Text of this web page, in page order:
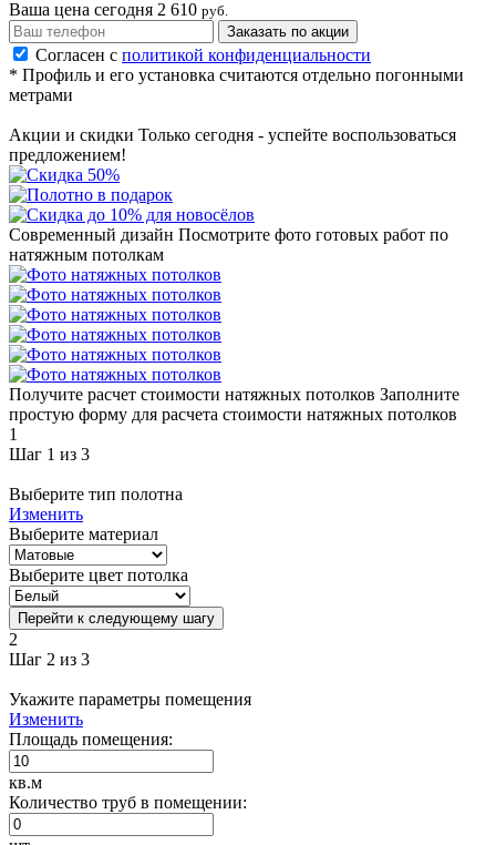
Ваша цена сегодня 2 610 руб.
Заказать по акции
Согласен с политикой конфиденциальности
* Профиль и его установка считаются отдельно погонными
метрами
Акции и скидки Только сегодня - успейте воспользоваться
предложением!
Современный дизайн Посмотрите фото готовых работ по
натяжным потолкам
Получите расчет стоимости натяжных потолков Заполните
простую форму для расчета стоимости натяжных потолков
1
Шаг 1 из 3
Выберите тип полотна
Изменить
Выберите материал
Выберите цвет потолка
Перейти к следующему шагу
2
Шаг 2 из 3
Укажите параметры помещения
Изменить
Площадь помещения:
кв.м
Количество труб в помещении: